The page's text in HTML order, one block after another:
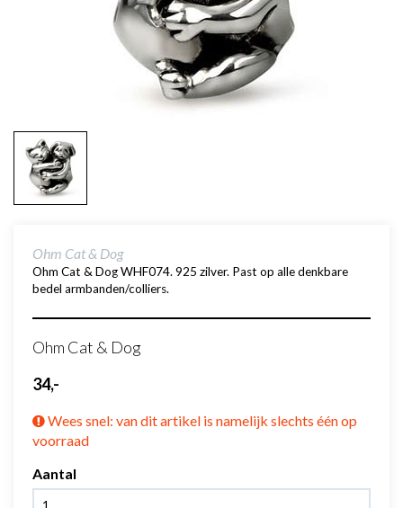
Ohm Cat & Dog
Ohm Cat & Dog WHF074. 925 zilver. Past op alle denkbare
bedel armbanden/colliers.
Ohm Cat & Dog
34,-
Wees snel: van dit artikel is namelijk slechts één op
voorraad
Aantal